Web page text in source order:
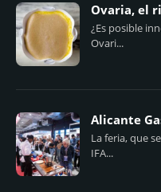
Ovaria, el
¿Es posible
Ovari...
Alicante
La feria, que
IFA...